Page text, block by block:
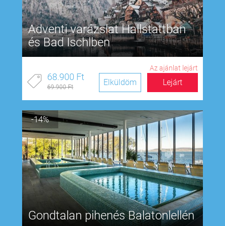
Adventi varázslat Hallstattban
és Bad Ischlben
Az ajánlat lejárt
68.900 Ft
69.900 Ft Lejárt
Elküldöm
-14%
Gondtalan pihenés Balatonlellén